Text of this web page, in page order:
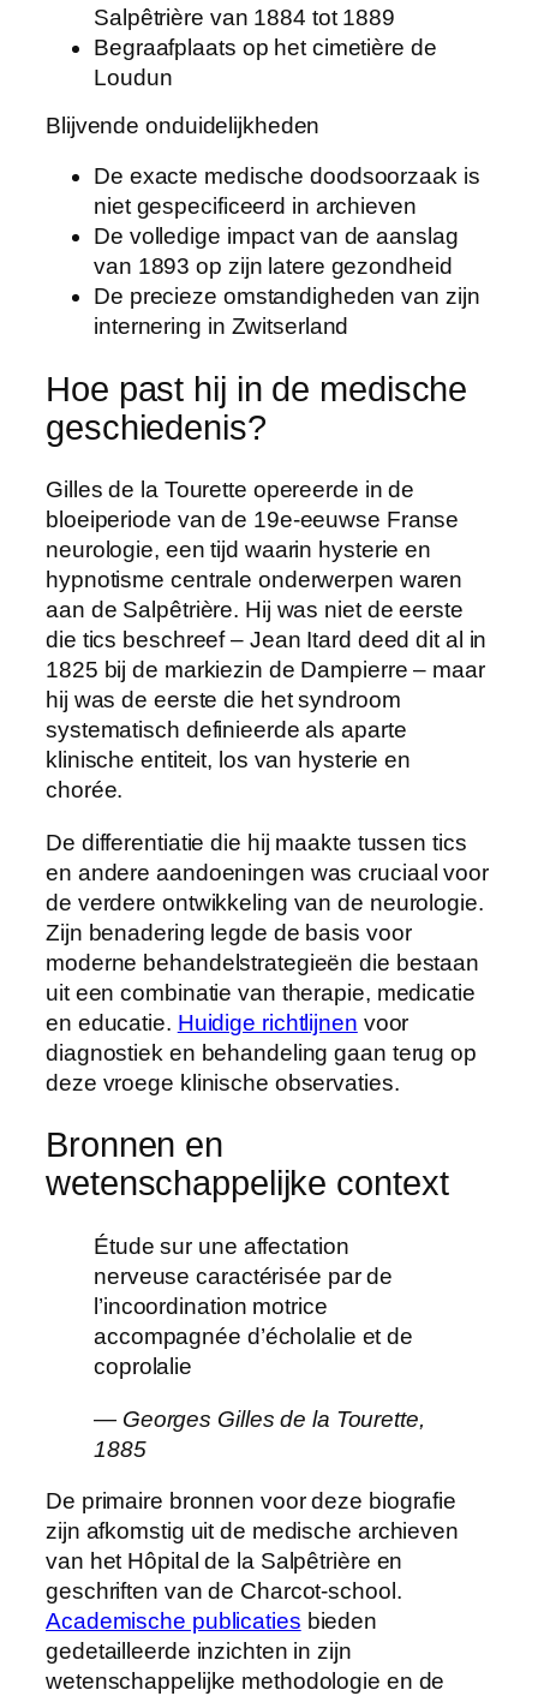
Salpêtrière van 1884 tot 1889
Begraafplaats op het cimetière de
Loudun
Blijvende onduidelijkheden
De exacte medische doodsoorzaak is
niet gespecificeerd in archieven
De volledige impact van de aanslag
van 1893 op zijn latere gezondheid
De precieze omstandigheden van zijn
internering in Zwitserland
Hoe past hij in de medische
geschiedenis?
Gilles de la Tourette opereerde in de
bloeiperiode van de 19e-eeuwse Franse
neurologie, een tijd waarin hysterie en
hypnotisme centrale onderwerpen waren
aan de Salpêtrière. Hij was niet de eerste
die tics beschreef – Jean Itard deed dit al in
1825 bij de markiezin de Dampierre – maar
hij was de eerste die het syndroom
systematisch definieerde als aparte
klinische entiteit, los van hysterie en
chorée.
De differentiatie die hij maakte tussen tics
en andere aandoeningen was cruciaal voor
de verdere ontwikkeling van de neurologie.
Zijn benadering legde de basis voor
moderne behandelstrategieën die bestaan
uit een combinatie van therapie, medicatie
en educatie. Huidige richtlijnen voor
diagnostiek en behandeling gaan terug op
deze vroege klinische observaties.
Bronnen en
wetenschappelijke context
Étude sur une affectation
nerveuse caractérisée par de
l’incoordination motrice
accompagnée d’écholalie et de
coprolalie
— Georges Gilles de la Tourette,
1885
De primaire bronnen voor deze biografie
zijn afkomstig uit de medische archieven
van het Hôpital de la Salpêtrière en
geschriften van de Charcot-school.
Academische publicaties bieden
gedetailleerde inzichten in zijn
wetenschappelijke methodologie en de